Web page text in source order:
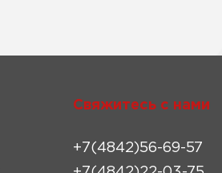
Свяжитесь с нами
+7(4842)56-69-57